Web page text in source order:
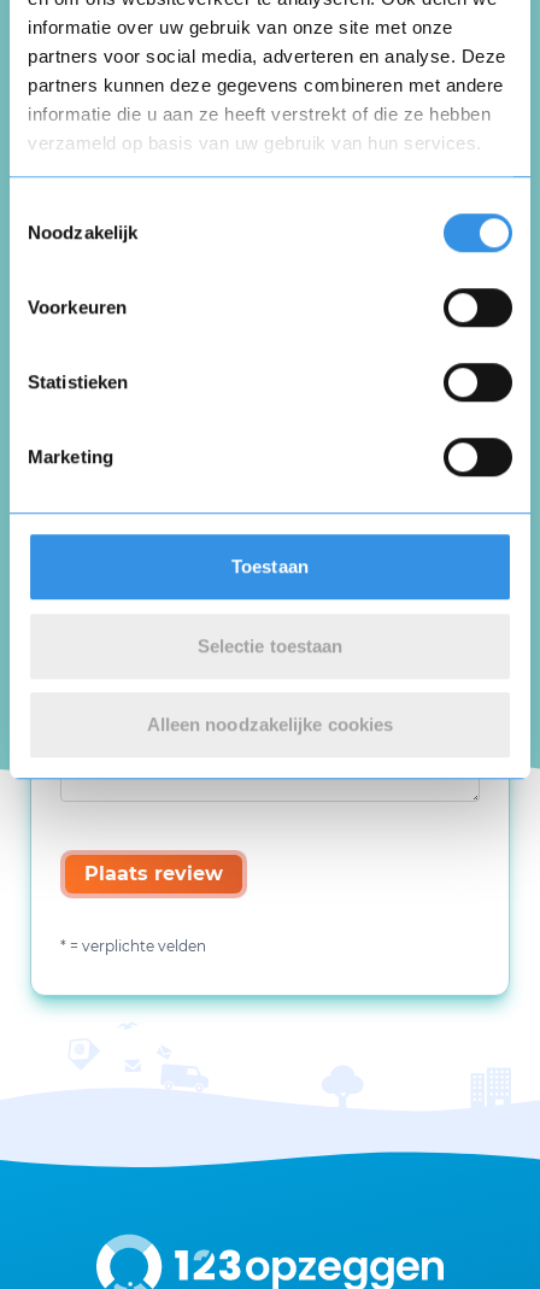
informatie over uw gebruik van onze site met onze
partners voor social media, adverteren en analyse. Deze
partners kunnen deze gegevens combineren met andere
informatie die u aan ze heeft verstrekt of die ze hebben
verzameld op basis van uw gebruik van hun services.
Noodzakelijk
Voorkeuren
Statistieken
Marketing
Toestaan
Selectie toestaan
Alleen noodzakelijke cookies
Schrijf een review
Plaats review
* = verplichte velden